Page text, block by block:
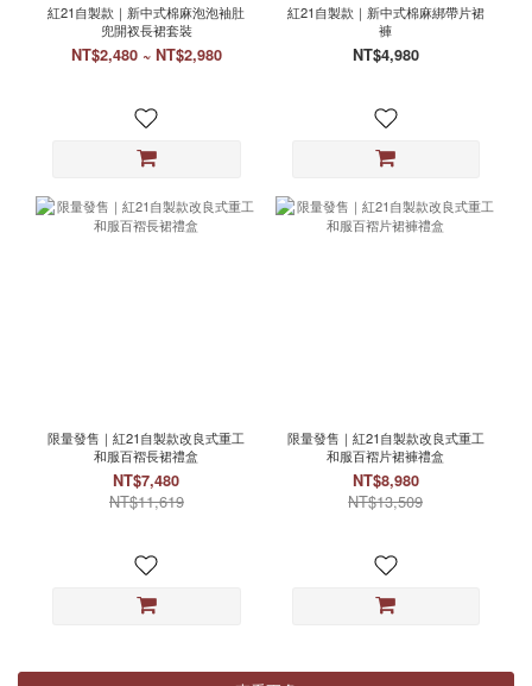
紅21自製款｜新中式棉麻泡泡袖肚
兜開衩長裙套裝
NT$2,480 ~ NT$2,980
紅21自製款｜新中式棉麻綁帶片裙
褲
NT$4,980
限量發售｜紅21自製款改良式重工
和服百褶長裙禮盒
NT$7,480
NT$11,619
限量發售｜紅21自製款改良式重工
和服百褶片裙褲禮盒
NT$8,980
NT$13,509